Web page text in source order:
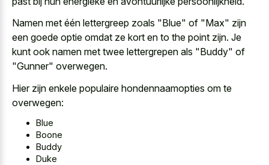
Namen met één lettergreep zoals "Blue" of "Max" zijn
een goede optie omdat ze kort en to the point zijn. Je
kunt ook namen met twee lettergrepen als "Buddy" of
"Gunner" overwegen.
Hier zijn enkele populaire hondennaamopties om te
overwegen:
Blue
Boone
Buddy
Duke